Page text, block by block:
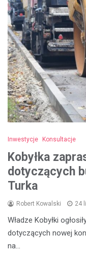
Inwestycje Konsultacje
Kobyłka
dotyczących
Turka
Robert Kowalski 24
Władze Kobyłki
dotyczących nowej
na…